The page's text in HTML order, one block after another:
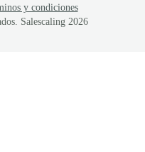
Salescaling 2026
y condiciones